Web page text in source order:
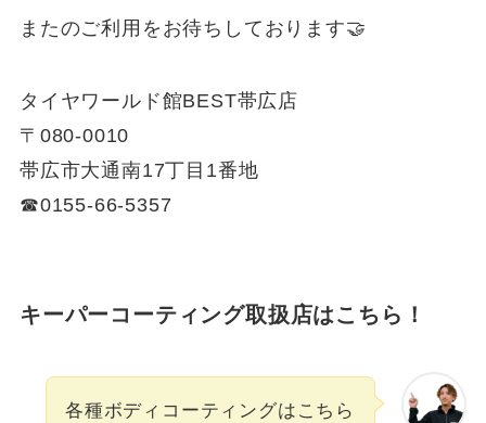
またのご利用をお待ちしております🤝
タイヤワールド館BEST帯広店
〒080-0010
帯広市大通南17丁目1番地
☎︎0155-66-5357
キーパーコーティング取扱店はこちら！
各種ボディコーティングはこちら